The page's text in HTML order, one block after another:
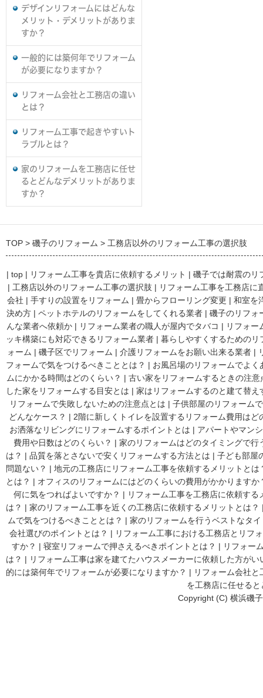
デザインリフォームにはどんな
メリット・デメリットがありま
すか？
一般的には築何年でリフォーム
が必要になりますか？
リフォーム会社と工務店の違い
とは？
リフォーム工事で起きやすいト
ラブルとは？
家のリフォームを工務店に任せ
るとどんなデメリットがありま
すか？
TOP 磯子のリフォーム 工務店以外のリフォーム工事の選択肢
| top | リフォーム工事を貴店に依頼するメリット | 磯子では耐震のリ
| 工務店以外のリフォーム工事の選択肢 | リフォーム工事を工務店に
会社 | 手すりの設置をリフォーム | 畳からフローリング変更 | 和室を
決め方 | ペットホテルのリフォームをしてくれる業者 | 磯子のリフォ
んな業者へ依頼か | リフォーム業者の職人が屋内でタバコ | リフォー
ッキ構築にも対応できるリフォーム業者 | 暮らしやすくするためのリ
ォーム | 磯子区でリフォーム | 介護リフォームをお願い出来る業者 |
フォームで気をつけるべきこととは？ | お風呂場のリフォームでよく
ムにかかる時間はどのくらい？ | 古い家をリフォームするときの注意
した家をリフォームする目安とは | 家はリフォームするのと建て替
リフォームで失敗しないための注意点とは | 子供部屋のリフォーム
どんなケース？ | 2階に新しくトイレを設置するリフォーム費用はど
お洒落なリビングにリフォームするポイントとは | アパートやマン
費用や日数はどのくらい？ | 家のリフォームはどのタイミングで行
は？ | 品質を落とさないで安くリフォームする方法とは | 子ども部屋
問題ない？ | 地元の工務店にリフォーム工事を依頼するメリットとは
とは？ | オフィスのリフォームにはどのくらいの費用がかかりますか
何に気をつればよいですか？ | リフォーム工事を工務店に依頼す
は？ | 家のリフォーム工事を近くの工務店に依頼するメリットとは？
ムで気をつけるべきこととは？ | 家のリフォームを行うベストなタ
会社選びのポイントとは？ | リフォーム工事における工務店とリフ
すか？ | 寝室リフォームで押さえるべきポイントとは？ | リフォー
は？ | リフォーム工事は家を建てたハウスメーカーに依頼した方がい
的には築何年でリフォームが必要になりますか？ | リフォーム会社
を工務店に任せる
Copyright (C) 横浜磯